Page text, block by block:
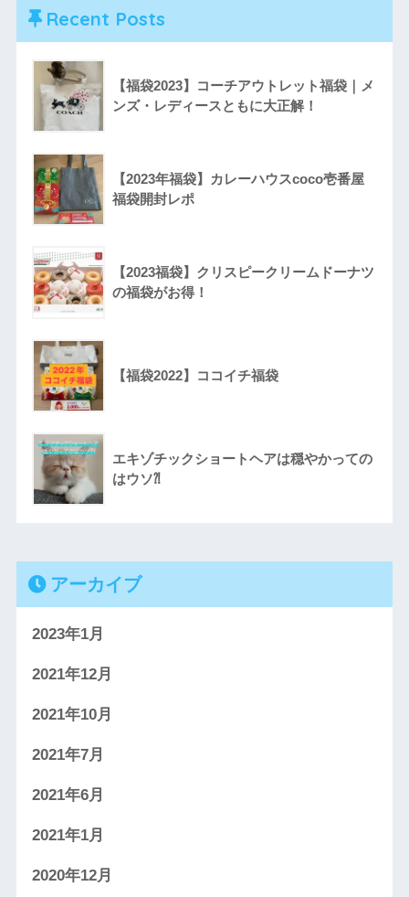
Recent Posts
【福袋2023】コーチアウトレット福袋｜メ
ンズ・レディースともに大正解！
【2023年福袋】カレーハウスcoco壱番屋
福袋開封レポ
【2023福袋】クリスピークリームドーナツ
の福袋がお得！
【福袋2022】ココイチ福袋
エキゾチックショートヘアは穏やかっての
はウソ⁈
アーカイブ
2023年1月
2021年12月
2021年10月
2021年7月
2021年6月
2021年1月
2020年12月